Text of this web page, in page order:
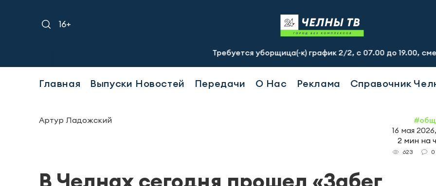
16+
Требуется уборщица(-к) график 2/2, с 07.00 до 19.00, смена -
Главная Выпуски Новостей Передачи О Нас Реклама Справочник
Артур Ладожский
16 мая
2 мин на
623 0